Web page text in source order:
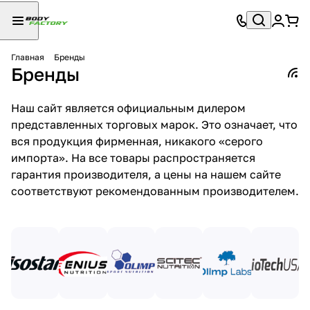
Главная Бренды
Бренды
Наш сайт является официальным дилером
представленных торговых марок. Это означает, что
вся продукция фирменная, никакого «серого
импорта». На все товары распространяется
гарантия производителя, а цены на нашем сайте
соответствуют рекомендованным производителем.